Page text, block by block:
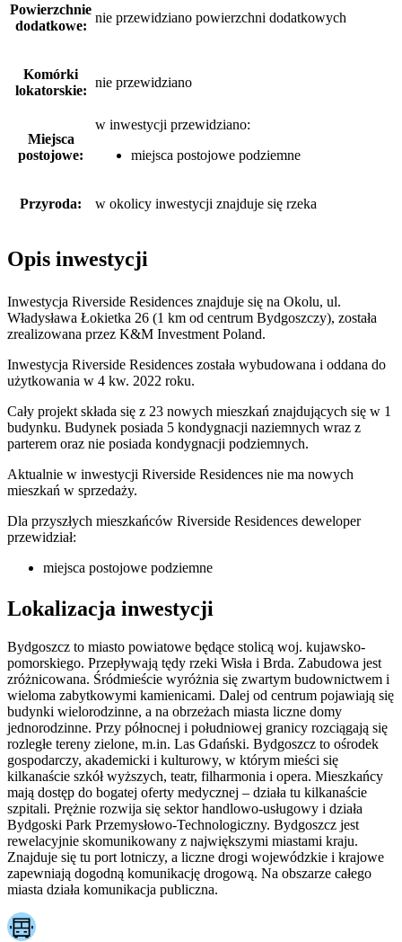
Powierzchnie
dodatkowe:
nie przewidziano powierzchni dodatkowych
Komórki
lokatorskie:
nie przewidziano
Miejsca
postojowe:
w inwestycji przewidziano:
miejsca postojowe podziemne
Przyroda: w okolicy inwestycji znajduje się rzeka
Opis inwestycji
Inwestycja Riverside Residences znajduje się na Okolu, ul.
Władysława Łokietka 26 (1 km od centrum Bydgoszczy), została
zrealizowana przez K&M Investment Poland.
Inwestycja Riverside Residences została wybudowana i oddana do
użytkowania w 4 kw. 2022 roku.
Cały projekt składa się z 23 nowych mieszkań znajdujących się w 1
budynku. Budynek posiada 5 kondygnacji naziemnych wraz z
parterem oraz nie posiada kondygnacji podziemnych.
Aktualnie w inwestycji Riverside Residences nie ma nowych
mieszkań w sprzedaży.
Dla przyszłych mieszkańców Riverside Residences deweloper
przewidział:
miejsca postojowe podziemne
Lokalizacja inwestycji
Bydgoszcz to miasto powiatowe będące stolicą woj. kujawsko-
pomorskiego. Przepływają tędy rzeki Wisła i Brda. Zabudowa jest
zróżnicowana. Śródmieście wyróżnia się zwartym budownictwem i
wieloma zabytkowymi kamienicami. Dalej od centrum pojawiają się
budynki wielorodzinne, a na obrzeżach miasta liczne domy
jednorodzinne. Przy północnej i południowej granicy rozciągają się
rozległe tereny zielone, m.in. Las Gdański. Bydgoszcz to ośrodek
gospodarczy, akademicki i kulturowy, w którym mieści się
kilkanaście szkół wyższych, teatr, filharmonia i opera. Mieszkańcy
mają dostęp do bogatej oferty medycznej – działa tu kilkanaście
szpitali. Prężnie rozwija się sektor handlowo-usługowy i działa
Bydgoski Park Przemysłowo-Technologiczny. Bydgoszcz jest
rewelacyjnie skomunikowany z największymi miastami kraju.
Znajduje się tu port lotniczy, a liczne drogi wojewódzkie i krajowe
zapewniają dogodną komunikację drogową. Na obszarze całego
miasta działa komunikacja publiczna.